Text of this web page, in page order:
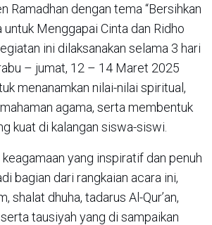
Ramadhan dengan tema “Bersihkan
Menggapai Cinta dan Ridho
ini dilaksanakan selama 3 hari
– jumat, 12 – 14 Maret 2025
menanamkan nilai-nilai spiritual,
agama, serta membentuk
kuat di kalangan siswa-siswi.
yang inspiratif dan penuh
bagian dari rangkaian acara ini,
shalat dhuha, tadarus Al-Qur’an,
tausiyah yang di sampaikan